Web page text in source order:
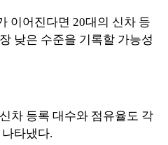
이어진다면 20대의 신차 등
낮은 수준을 기록할 가능성
차 등록 대수와 점유율도 각
타냈다.